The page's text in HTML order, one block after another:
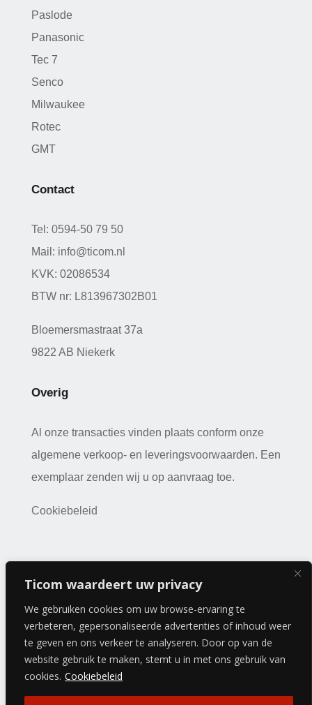
Ticom waardeert uw privacy
We gebruiken cookies om uw browse-ervaring te
verbeteren, gepersonaliseerde advertenties of inhoud weer
te geven en ons verkeer te analyseren. Door op van de
website gebruik te maken, stemt u in met ons gebruik van
cookies. Cookiebeleid
Paslode
Panasonic
Tec 7
Senco
Milwaukee
Rotec
GMT
Contact
Tel: 0594-50 79 50
Mail: info@ticom.nl
KVK: 02086534
BTW nr: L813967302B01
Bloemersmastraat 37a
9822 AB Niekerk
Overig
Al onze transacties vinden plaats conform onze
algemene verkoop- en leveringsvoorwaarden. Een
exemplaar zenden wij u op aanvraag toe.
Cookiebeleid
Sitemap